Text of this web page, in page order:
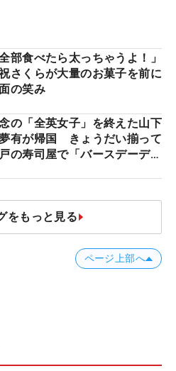
全部食べたら太っちゃうよ！」
さくらが大量のお菓子を前に
の笑み
の「全英女子」を終えた山下
有が帰国 きょうだい揃って
の寿司屋で「バースデーディ
をもっと見る
ページ上部へ